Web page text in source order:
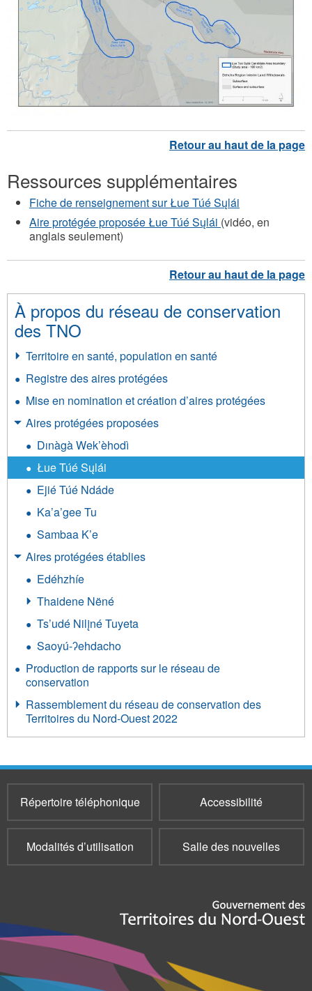
Ressources supplémentaires
Fiche de renseignement sur Łue Túé Sųlái
Aire protégée proposée Łue Túé Sųlái (vidéo, en
anglais seulement)
À propos du réseau de conservation
des TNO
Territoire en santé, population en santé
Registre des aires protégées
Mise en nomination et création d’aires protégées
Aires protégées proposées
Dınàgà Wek’èhodì
Łue Túé Sųlái
Ejié Túé Ndáde
Ka’a’gee Tu
Sambaa K’e
Aires protégées établies
Edéhzhíe
Thaidene Nëné
Ts’udé Nilįné Tuyeta
Saoyú-ʔehdacho
Production de rapports sur le réseau de
conservation
Rassemblement du réseau de conservation des
Territoires du Nord-Ouest 2022
Répertoire téléphonique Accessibilité
Modalités d’utilisation Salle des nouvelles